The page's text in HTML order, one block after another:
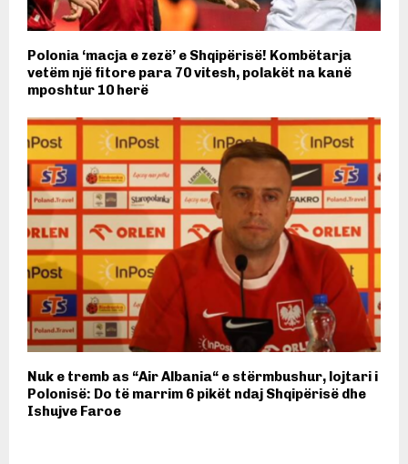
Polonia ‘macja e zezë’ e Shqipërisë! Kombëtarja
vetëm një fitore para 70 vitesh, polakët na kanë
mposhtur 10 herë
Nuk e tremb as “Air Albania“ e stërmbushur, lojtari i
Polonisë: Do të marrim 6 pikët ndaj Shqipërisë dhe
Ishujve Faroe